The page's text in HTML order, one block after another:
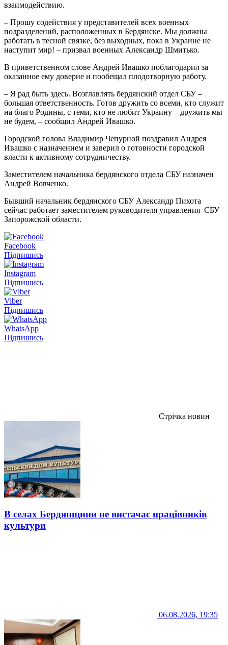
взаимодействию.
– Прошу содействия у представителей всех военных
подразделений, расположенных в Бердянске. Мы должны
работать в тесной связке, без выходных, пока в Украине не
наступит мир! – призвал военных Александр Шмитько.
В приветственном слове Андрей Ивашко поблагодарил за
оказанное ему доверие и пообещал плодотворную работу.
– Я рад быть здесь. Возглавлять бердянский отдел СБУ –
большая ответственность. Готов дружить со всеми, кто служит
на благо Родины, с теми, кто не любит Украину – дружить мы
не будем, – сообщил Андрей Ивашко.
Городской голова Владимир Чепурной поздравил Андрея
Ивашко с назначением и заверил о готовности городской
власти к активному сотрудничеству.
Заместителем начальника бердянского отдела СБУ назначен
Андрей Вовченко.
Бывший начальник бердянского СБУ Александр Пихота
сейчас работает заместителем руководителя управления СБУ
Запорожской области.
Facebook
Підпишись
Instagram
Підпишись
Viber
Підпишись
WhatsApp
Підпишись
Стрічка новин
В селах Бердянщини не вистачає працівників
культури
06.08.2026, 19:35